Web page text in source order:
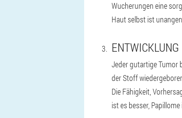
Wucherungen eine
Haut selbst ist
Jeder gutartige Tumor
der Stoff
Die Fähigkeit,
ist es besser,